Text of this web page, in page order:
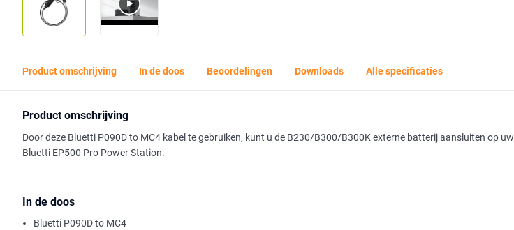
Product omschrijving In de doos Beoordelingen Downloads Alle specificaties
Product omschrijving
Door deze Bluetti P090D to MC4 kabel te gebruiken, kunt u de B230/B300/B300K externe batterij aansluiten op uw
Bluetti EP500 Pro Power Station.
In de doos
Bluetti P090D to MC4